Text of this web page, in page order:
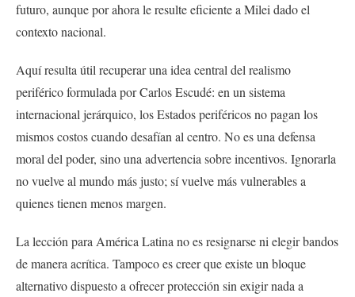
futuro, aunque por ahora le resulte eficiente a Milei dado el
contexto nacional.
Aquí resulta útil recuperar una idea central del realismo
periférico formulada por Carlos Escudé: en un sistema
internacional jerárquico, los Estados periféricos no pagan los
mismos costos cuando desafían al centro. No es una defensa
moral del poder, sino una advertencia sobre incentivos. Ignorarla
no vuelve al mundo más justo; sí vuelve más vulnerables a
quienes tienen menos margen.
La lección para América Latina no es resignarse ni elegir bandos
de manera acrítica. Tampoco es creer que existe un bloque
alternativo dispuesto a ofrecer protección sin exigir nada a